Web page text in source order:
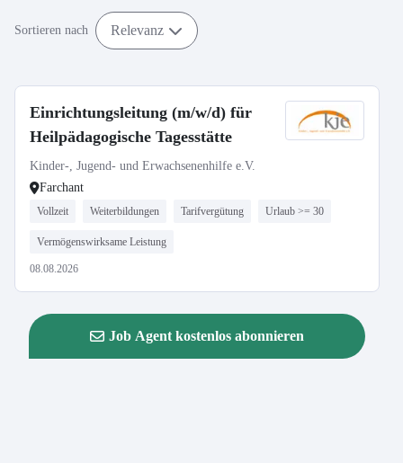
Sortieren nach Relevanz
Einrichtungsleitung (m/w/d) für
Heilpädagogische Tagesstätte
Kinder-, Jugend- und Erwachsenenhilfe e.V.
Farchant
Vollzeit Weiterbildungen Tarifvergütung Urlaub >= 30
Vermögenswirksame Leistung
08.08.2026
Job Agent kostenlos abonnieren